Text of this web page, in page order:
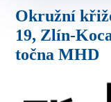
vyřídit
Okružní křižovatka na silnici III/490
19, Zlín-
točna MHD